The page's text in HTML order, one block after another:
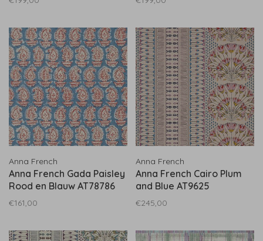
Anna French
Anna French Gada Paisley
Rood en Blauw AT78786
€161,00
Anna French
Anna French Cairo Plum
and Blue AT9625
€245,00